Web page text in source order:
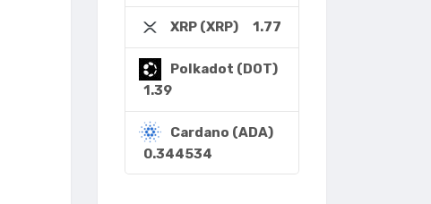
XRP (XRP) 1.77
Polkadot (DOT)
1.39
Cardano (ADA)
0.344534